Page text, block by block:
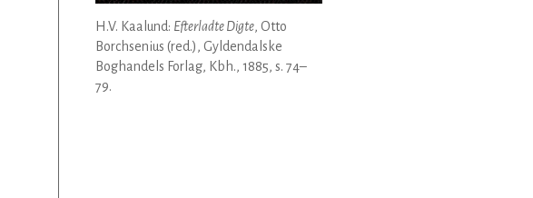
H.V. Kaalund: Efterladte Digte, Otto
Borchsenius (red.), Gyldendalske
Boghandels Forlag, Kbh., 1885, s. 74–
79.